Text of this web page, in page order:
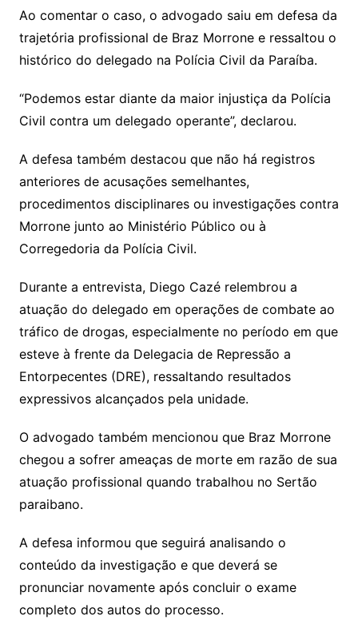
Ao comentar o caso, o advogado saiu em defesa da
trajetória profissional de Braz Morrone e ressaltou o
histórico do delegado na Polícia Civil da Paraíba.
“Podemos estar diante da maior injustiça da Polícia
Civil contra um delegado operante”, declarou.
A defesa também destacou que não há registros
anteriores de acusações semelhantes,
procedimentos disciplinares ou investigações contra
Morrone junto ao Ministério Público ou à
Corregedoria da Polícia Civil.
Durante a entrevista, Diego Cazé relembrou a
atuação do delegado em operações de combate ao
tráfico de drogas, especialmente no período em que
esteve à frente da Delegacia de Repressão a
Entorpecentes (DRE), ressaltando resultados
expressivos alcançados pela unidade.
O advogado também mencionou que Braz Morrone
chegou a sofrer ameaças de morte em razão de sua
atuação profissional quando trabalhou no Sertão
paraibano.
A defesa informou que seguirá analisando o
conteúdo da investigação e que deverá se
pronunciar novamente após concluir o exame
completo dos autos do processo.